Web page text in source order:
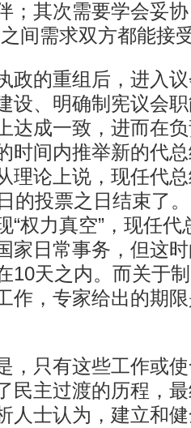
；其次需要学会妥
间需求双方都能接
的重组后，进入议
设、明确制宪议会
达成一致，进而在
时间内推举新的代
理论上说，现任代
的投票之日结束了
“权力真空”，现任
家日常事务，但这
10天之内。而关于
，专家给出的期限
只有这些工作或使
民主过渡的历程，
人士认为，建立和